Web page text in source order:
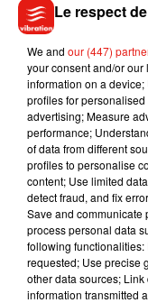
Musique
Le respect
We and our (447)
your consent and/or
information on a
profiles for
advertising; Measure
performance;
of data from different
profiles to personalise
content; Use limited
detect fraud, and fix
Save and communicate
process personal data
following
requested; Use precise
other data sources;
information transmitted